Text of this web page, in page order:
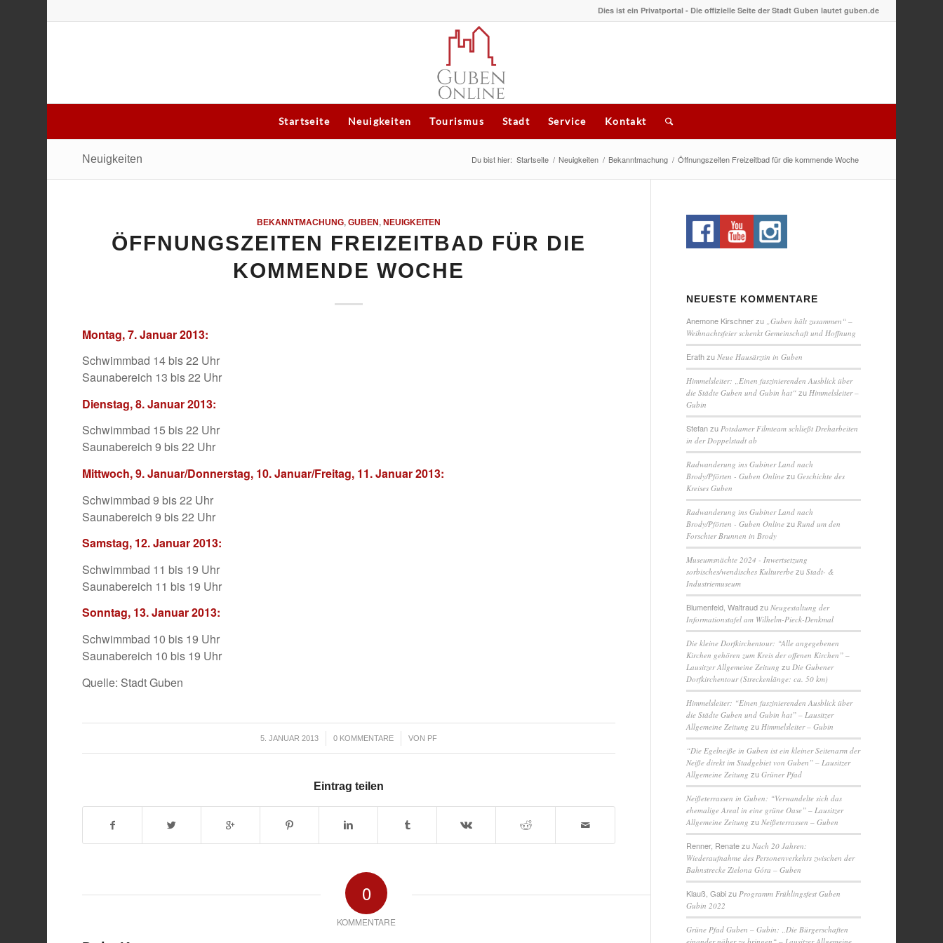
Dies ist ein Privatportal - Die offizielle Seite der Stadt Guben lautet guben.de
Startseite Neuigkeiten Tourismus Stadt Service Kontakt
Neuigkeiten Du bist hier: Startseite / Neuigkeiten / Bekanntmachung / Öffnungszeiten Freizeitbad für die kommende Woche
BEKANNTMACHUNG,GUBEN,NEUIGKEITEN
ÖFFNUNGSZEITEN FREIZEITBAD FÜR DIE
KOMMENDE WOCHE
Montag, 7. Januar 2013:
Schwimmbad 14 bis 22 Uhr
Saunabereich 13 bis 22 Uhr
Dienstag, 8. Januar 2013:
Schwimmbad 15 bis 22 Uhr
Saunabereich 9 bis 22 Uhr
Mittwoch, 9. Januar/Donnerstag, 10. Januar/Freitag, 11. Januar 2013:
Schwimmbad 9 bis 22 Uhr
Saunabereich 9 bis 22 Uhr
Samstag, 12. Januar 2013:
Schwimmbad 11 bis 19 Uhr
Saunabereich 11 bis 19 Uhr
Sonntag, 13. Januar 2013:
Schwimmbad 10 bis 19 Uhr
Saunabereich 10 bis 19 Uhr
Quelle: Stadt Guben
5. JANUAR 2013
/ 0 KOMMENTARE
/ VON PF
Eintrag teilen
0
KOMMENTARE
NEUESTE KOMMENTARE
Anemone Kirschnerzu „Guben hält zusammen“ –
Weihnachtsfeier schenkt Gemeinschaft und Hoffnung
ErathzuNeue Hausärztin in Guben
Himmelsleiter: „Einen faszinierenden Ausblick über
die Städte Guben und Gubin hat“ zu Himmelsleiter –
Gubin
Stefanzu Potsdamer Filmteam schließt Dreharbeiten
in der Doppelstadt ab
Radwanderung ins Gubiner Land nach
Brody/Pförten - Guben Online zuGeschichte des
Kreises Guben
Radwanderung ins Gubiner Land nach
Brody/Pförten - Guben Online zu Rund um den
Forschter Brunnen in Brody
Museumsnächte 2024 - Inwertsetzung
sorbisches/wendisches Kulturerbe zuStadt- &
Industriemuseum
Blumenfeld, WaltraudzuNeugestaltung der
Informationstafel am Wilhelm-Pieck-Denkmal
Die kleine Dorfkirchentour: “Alle angegebenen
Kirchen gehören zum Kreis der offenen Kirchen” –
Lausitzer Allgemeine Zeitung zu Die Gubener
Dorfkirchentour (Streckenlänge: ca. 50 km)
Himmelsleiter: “Einen faszinierenden Ausblick über
die Städte Guben und Gubin hat” – Lausitzer
Allgemeine Zeitung zu Himmelsleiter – Gubin
“Die Egelneiße in Guben ist ein kleiner Seitenarm der
Neiße direkt im Stadgebiet von Guben” – Lausitzer
Allgemeine Zeitung zuGrüner Pfad
Neißeterrassen in Guben: “Verwandelte sich das
ehemalige Areal in eine grüne Oase” – Lausitzer
Allgemeine Zeitung zuNeißeterrassen – Guben
Renner, RenatezuNach 20 Jahren:
Wiederaufnahme des Personenverkehrs zwischen der
Bahnstrecke Zielona Góra – Guben
Klauß, Gabizu Programm Frühlingsfest Guben
Gubin 2022
Grüne Pfad Guben – Gubin: „Die Bürgerschaften